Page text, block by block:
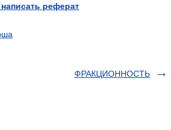
реферат
ФРАКЦИОННОСТЬ